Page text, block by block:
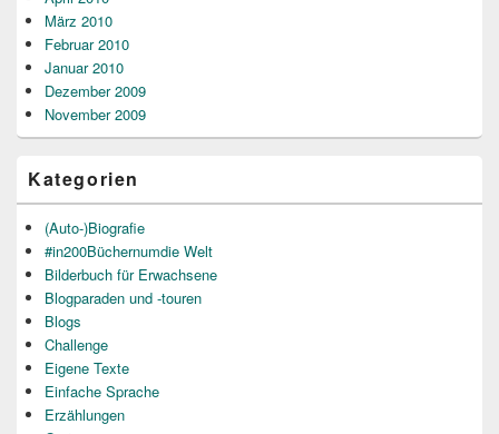
März 2010
Februar 2010
Januar 2010
Dezember 2009
November 2009
Kategorien
(Auto-)Biografie
#in200Büchernumdie Welt
Bilderbuch für Erwachsene
Blogparaden und -touren
Blogs
Challenge
Eigene Texte
Einfache Sprache
Erzählungen